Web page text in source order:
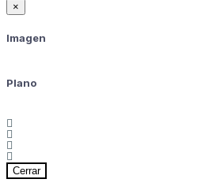
×
Imagen
Plano
Cerrar